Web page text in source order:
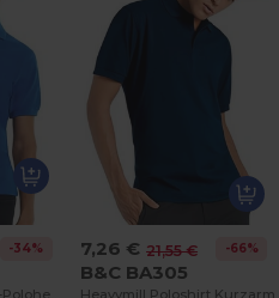
-34% 7,26 € 21,55 € -66%
B&C BA305
Heavymill Poloshirt Kurzarm